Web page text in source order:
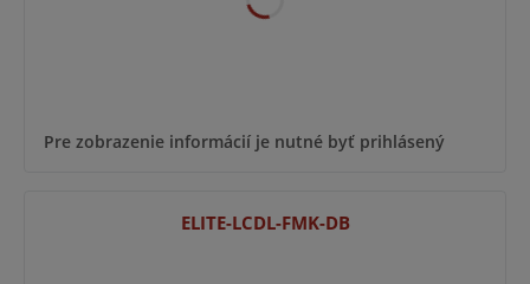
Pre zobrazenie informácií je nutné byť prihlásený
ELITE-LCDL-FMK-DB